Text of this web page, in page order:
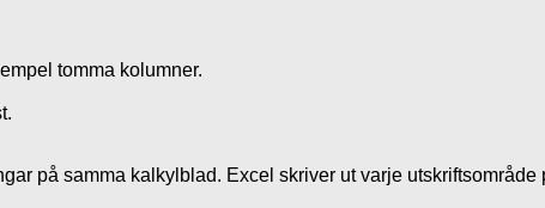
tomma kolumner.
på samma kalkylblad. Excel skriver ut varje utskriftsområde